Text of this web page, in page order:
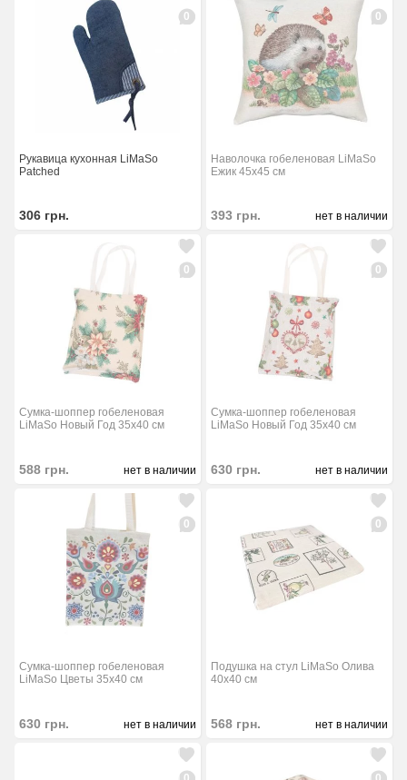
0
Рукавица кухонная LiMaSo
Patched
306 грн.
0
Наволочка гобеленовая LiMaSo
Ежик 45x45 см
393 грн. нет в наличии
0
Сумка-шоппер гобеленовая
LiMaSo Новый Год 35x40 см
588 грн. нет в наличии
0
Сумка-шоппер гобеленовая
LiMaSo Новый Год 35x40 см
630 грн. нет в наличии
0
Сумка-шоппер гобеленовая
LiMaSo Цветы 35x40 см
630 грн. нет в наличии
0
Подушка на стул LiMaSo Олива
40х40 см
568 грн. нет в наличии